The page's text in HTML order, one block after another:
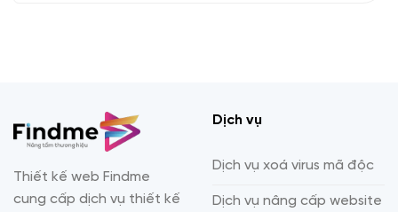
Thiết kế web Findme
cung cấp dịch vụ thiết kế
Dịch vụ
Dịch vụ xoá virus mã độc
Dịch vụ nâng cấp website